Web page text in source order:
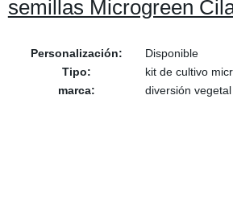
semillas Microgreen
Personalización:
Disponible
Tipo:
kit de cultivo
marca:
diversión vegetal